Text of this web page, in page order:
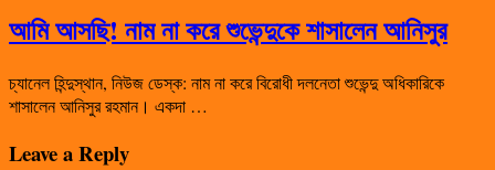
আমি আসছি! নাম না করে শুভেন্দুকে শাসালেন আনিসুর
চ্যানেল হিন্দুস্থান, নিউজ ডেস্ক: নাম না করে বিরোধী দলনেতা শুভেন্দু অধিকারিকে
শাসালেন আনিসুর রহমান। একদা …
Leave a Reply